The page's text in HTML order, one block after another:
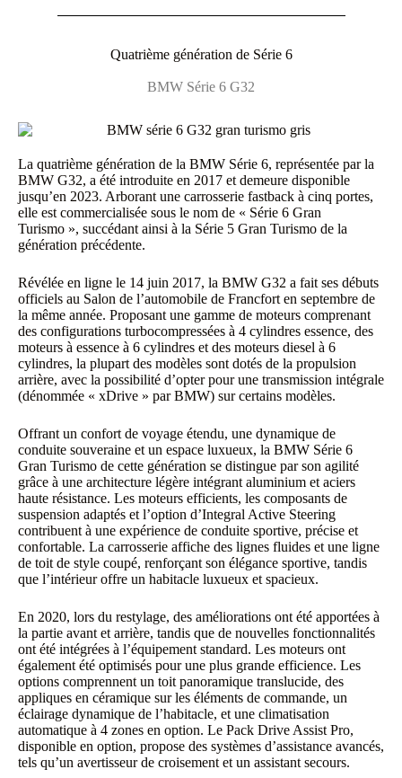
Quatrième génération de Série 6
BMW Série 6 G32
La quatrième génération de la BMW Série 6, représentée par la
BMW G32, a été introduite en 2017 et demeure disponible
jusqu’en 2023. Arborant une carrosserie fastback à cinq portes,
elle est commercialisée sous le nom de « Série 6 Gran
Turismo », succédant ainsi à la Série 5 Gran Turismo de la
génération précédente.
Révélée en ligne le 14 juin 2017, la BMW G32 a fait ses débuts
officiels au Salon de l’automobile de Francfort en septembre de
la même année. Proposant une gamme de moteurs comprenant
des configurations turbocompressées à 4 cylindres essence, des
moteurs à essence à 6 cylindres et des moteurs diesel à 6
cylindres, la plupart des modèles sont dotés de la propulsion
arrière, avec la possibilité d’opter pour une transmission intégrale
(dénommée « xDrive » par BMW) sur certains modèles.
Offrant un confort de voyage étendu, une dynamique de
conduite souveraine et un espace luxueux, la BMW Série 6
Gran Turismo de cette génération se distingue par son agilité
grâce à une architecture légère intégrant aluminium et aciers
haute résistance. Les moteurs efficients, les composants de
suspension adaptés et l’option d’Integral Active Steering
contribuent à une expérience de conduite sportive, précise et
confortable. La carrosserie affiche des lignes fluides et une ligne
de toit de style coupé, renforçant son élégance sportive, tandis
que l’intérieur offre un habitacle luxueux et spacieux.
En 2020, lors du restylage, des améliorations ont été apportées à
la partie avant et arrière, tandis que de nouvelles fonctionnalités
ont été intégrées à l’équipement standard. Les moteurs ont
également été optimisés pour une plus grande efficience. Les
options comprennent un toit panoramique translucide, des
appliques en céramique sur les éléments de commande, un
éclairage dynamique de l’habitacle, et une climatisation
automatique à 4 zones en option. Le Pack Drive Assist Pro,
disponible en option, propose des systèmes d’assistance avancés,
tels qu’un avertisseur de croisement et un assistant secours.